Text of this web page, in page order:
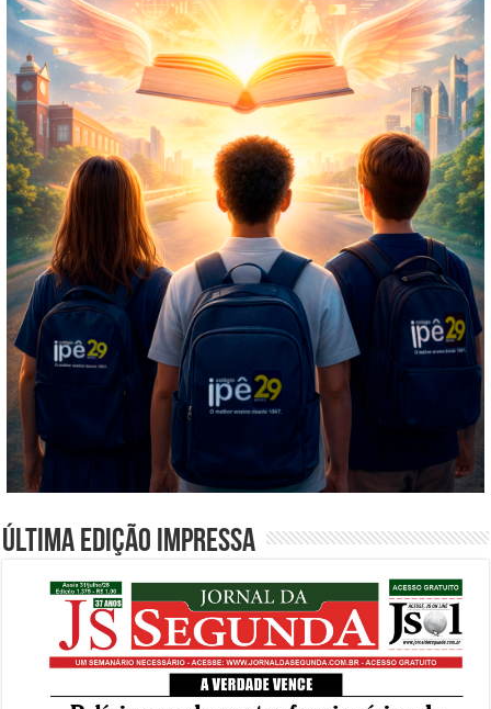
Última edição impressa